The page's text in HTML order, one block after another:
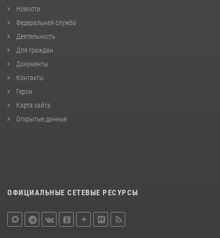
Новости
Федеральная служба
Деятельность
Для граждан
Документы
Контакты
Герои
Карта сайта
Открытые данные
ОФИЦИАЛЬНЫЕ СЕТЕВЫЕ РЕСУРСЫ